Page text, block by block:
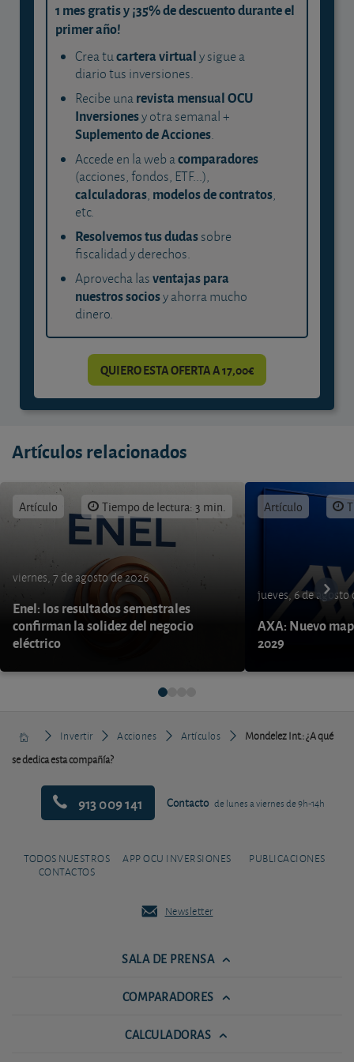
1 mes gratis y ¡35% de descuento durante el
primer año!
Crea tucartera virtualy sigue a
diario tus inversiones.
Recibe unarevista mensual OCU
Inversionesy otra semanal +
Suplemento de Acciones.
Accede en la web acomparadores
(acciones, fondos, ETF...),
calculadoras, modelos de contratos,
etc.
Resolvemos tus dudassobre
fiscalidad y derechos.
Aprovecha lasventajas para
nuestros sociosy ahorra mucho
dinero.
QUIERO ESTA OFERTA A 17,00€
Artículos relacionados
Artículo Tiempo de lectura: 3 min.
viernes, 7 de agosto de 2026
Enel: los resultados semestrales
confirman la solidez del negocio
eléctrico
Artículo
jueves, 6 de agosto
AXA: Nuevo
2029
Invertir Acciones Artículos
Mondelez Int.: ¿A qué
se dedica esta compañía?
913 009 141 Contacto de lunes a viernes de 9h-14h
TODOS NUESTROS
CONTACTOS
APP OCU INVERSIONES PUBLICACIONES
Newsletter
SALA DE PRENSA
COMPARADORES
CALCULADORAS